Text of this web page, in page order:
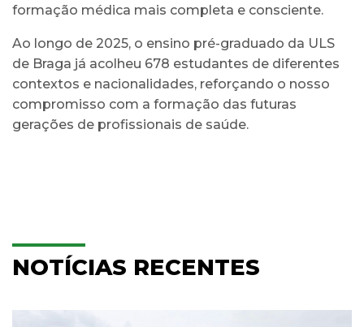
formação médica mais completa e consciente.
Ao longo de 2025, o ensino pré-graduado da ULS
de Braga já acolheu 678 estudantes de diferentes
contextos e nacionalidades, reforçando o nosso
compromisso com a formação das futuras
gerações de profissionais de saúde.
NOTÍCIAS RECENTES